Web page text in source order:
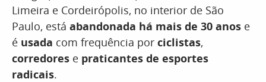
Limeira e Cordeirópolis, no interior de São
Paulo, está abandonada há mais de 30 anos e
é usada com frequência por ciclistas,
corredores e praticantes de esportes
radicais.